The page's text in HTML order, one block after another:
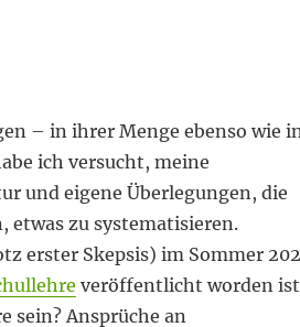
– in ihrer Menge ebenso wie
ich versucht, meine
und eigene Überlegungen, die
etwas zu systematisieren.
erster Skepsis) im Sommer
veröffentlicht worden
sein? Ansprüche an